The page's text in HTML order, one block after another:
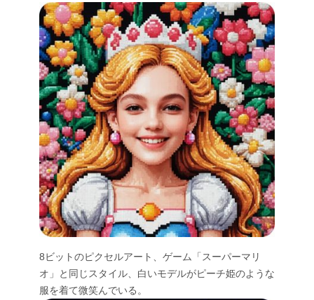
8ビットのピクセルアート、ゲーム「スーパーマリ
オ」と同じスタイル、白いモデルがピーチ姫のような
服を着て微笑んでいる。